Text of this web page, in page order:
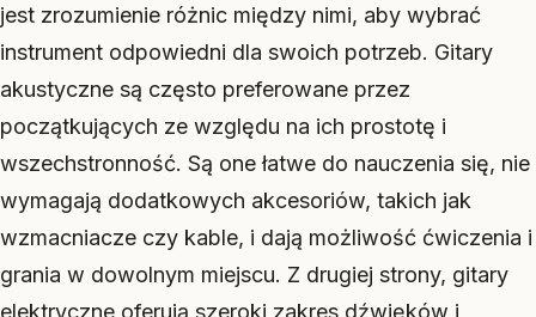
jest zrozumienie różnic między nimi, aby wybrać
instrument odpowiedni dla swoich potrzeb. Gitary
akustyczne są często preferowane przez
początkujących ze względu na ich prostotę i
wszechstronność. Są one łatwe do nauczenia się, nie
wymagają dodatkowych akcesoriów, takich jak
wzmacniacze czy kable, i dają możliwość ćwiczenia i
grania w dowolnym miejscu. Z drugiej strony, gitary
elektryczne oferują szeroki zakres dźwięków i